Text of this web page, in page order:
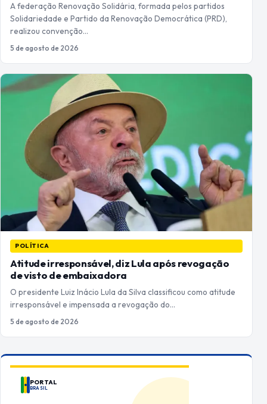
A federação Renovação Solidária, formada pelos partidos
Solidariedade e Partido da Renovação Democrática (PRD),
realizou convenção…
5 de agosto de 2026
POLÍTICA
Atitude irresponsável, diz Lula após revogação
de visto de embaixadora
O presidente Luiz Inácio Lula da Silva classificou como atitude
irresponsável e impensada a revogação do…
5 de agosto de 2026
PORTAL
BRASIL